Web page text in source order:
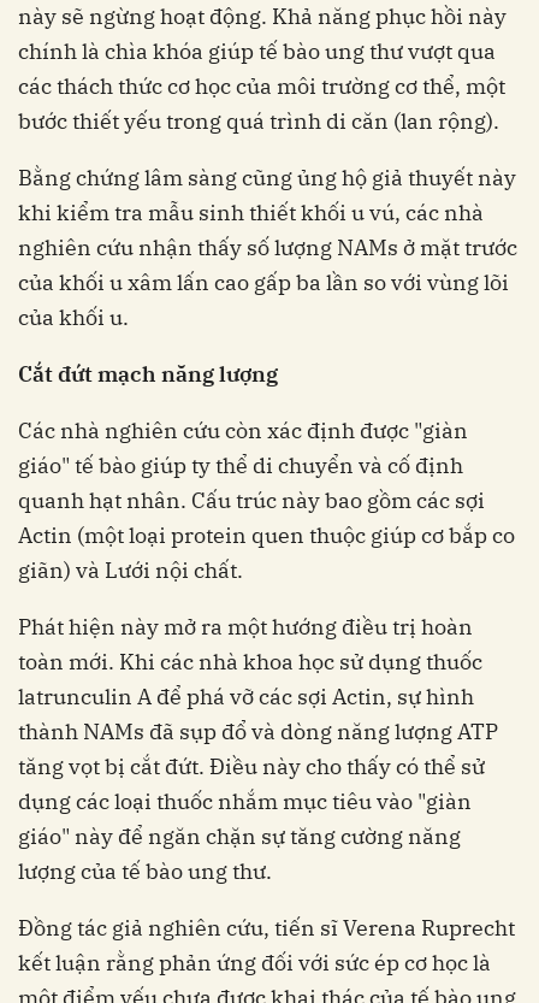
này sẽ ngừng hoạt động. Khả năng phục hồi này
chính là chìa khóa giúp tế bào ung thư vượt qua
các thách thức cơ học của môi trường cơ thể, một
bước thiết yếu trong quá trình di căn (lan rộng).
Bằng chứng lâm sàng cũng ủng hộ giả thuyết này
khi kiểm tra mẫu sinh thiết khối u vú, các nhà
nghiên cứu nhận thấy số lượng NAMs ở mặt trước
của khối u xâm lấn cao gấp ba lần so với vùng lõi
của khối u.
Cắt đứt mạch năng lượng
Các nhà nghiên cứu còn xác định được "giàn
giáo" tế bào giúp ty thể di chuyển và cố định
quanh hạt nhân. Cấu trúc này bao gồm các sợi
Actin (một loại protein quen thuộc giúp cơ bắp co
giãn) và Lưới nội chất.
Phát hiện này mở ra một hướng điều trị hoàn
toàn mới. Khi các nhà khoa học sử dụng thuốc
latrunculin A để phá vỡ các sợi Actin, sự hình
thành NAMs đã sụp đổ và dòng năng lượng ATP
tăng vọt bị cắt đứt. Điều này cho thấy có thể sử
dụng các loại thuốc nhắm mục tiêu vào "giàn
giáo" này để ngăn chặn sự tăng cường năng
lượng của tế bào ung thư.
Đồng tác giả nghiên cứu, tiến sĩ Verena Ruprecht
kết luận rằng phản ứng đối với sức ép cơ học là
một điểm yếu chưa được khai thác của tế bào ung